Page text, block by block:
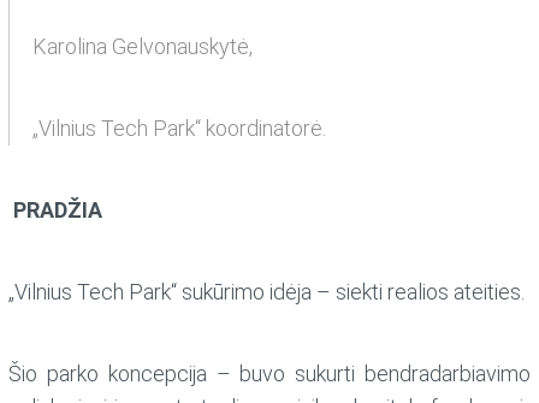
Karolina Gelvonauskytė,
„Vilnius Tech Park“ koordinatorė.
PRADŽIA
„Vilnius Tech Park“ sukūrimo idėja – siekti realios ateities.
Šio parko koncepcija – buvo sukurti bendradarbiavimo